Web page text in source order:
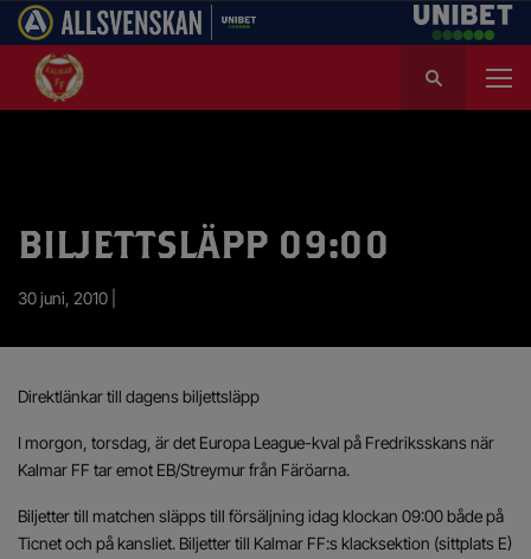
k
BILJETTSLÄPP 09:00
30 juni, 2010 |
Direktlänkar till dagens biljettsläpp
I morgon, torsdag, är det Europa League-kval på Fredriksskans när
Kalmar FF tar emot EB/Streymur från Färöarna.
Biljetter till matchen släpps till försäljning idag klockan 09:00 både på
Ticnet och på kansliet. Biljetter till Kalmar FF:s klacksektion (sittplats E)